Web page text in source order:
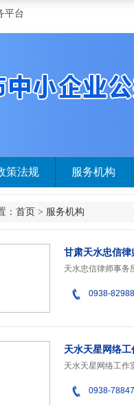
平台
策法规 服务机构
： 首页 > 服务机构
甘肃天水忠信律
0938-
天水天星网络工
0938-